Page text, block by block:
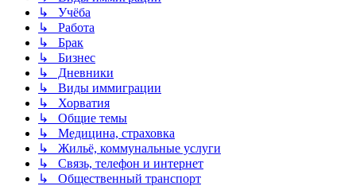
↳ Учёба
↳ Работа
↳ Брак
↳ Бизнес
↳ Дневники
↳ Виды иммиграции
↳ Хорватия
↳ Общие темы
↳ Медицина, страховка
↳ Жильё, коммунальные услуги
↳ Связь, телефон и интернет
↳ Общественный транспорт